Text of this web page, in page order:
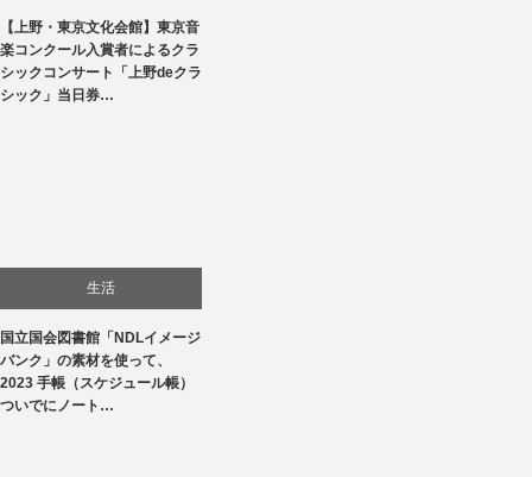
文化
音楽会・コンサート
【上野・東京文化会館】東京音
楽コンクール入賞者によるクラ
シックコンサート「上野deクラ
シック」当日券…
生活
国立国会図書館「NDLイメージ
バンク」の素材を使って、
2023 手帳（スケジュール帳）
ついでにノート…